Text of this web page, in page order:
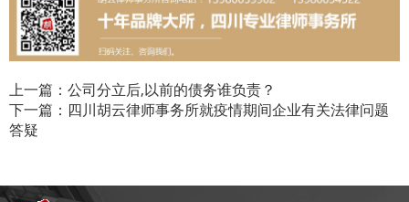
上一篇：公司分立后,以前的债务谁负责？
下一篇：四川胡云律师事务所就疫情期间企业有关法律问题
答疑